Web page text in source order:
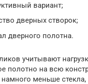
вариант;
дверных створок;
дверного полотна.
учитывают
полотно на всю
меньше